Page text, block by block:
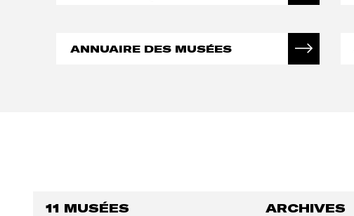
ANNUAIRE DES MUSÉES
11 MUSÉES ARCHIVES